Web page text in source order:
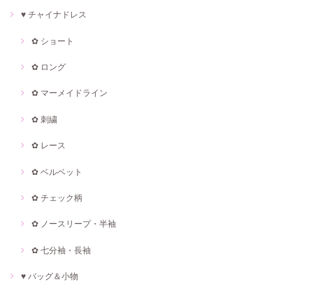
♥ チャイナドレス
✿ ショート
✿ ロング
✿ マーメイドライン
✿ 刺繍
✿ レース
✿ ベルベット
✿ チェック柄
✿ ノースリープ・半袖
✿ 七分袖・長袖
♥ バッグ＆小物